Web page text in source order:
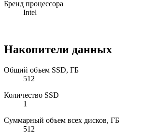
Бренд процессора
Intel
Накопители данных
Общий объем SSD, ГБ
512
Количество SSD
1
Суммарный объем всех дисков, ГБ
512